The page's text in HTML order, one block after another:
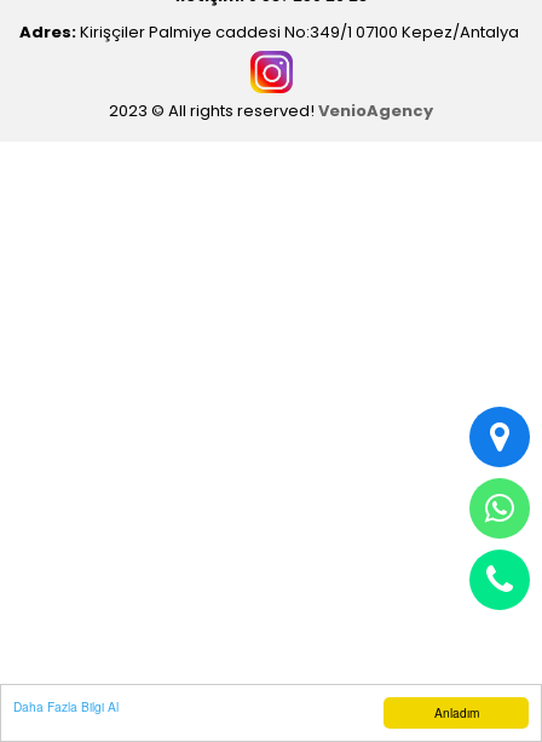
Anladım
Daha Fazla Bilgi Al
Adres:Kirişçiler Palmiye caddesi No:349/1 07100 Kepez/Antalya
2023 © All rights reserved! VenioAgency